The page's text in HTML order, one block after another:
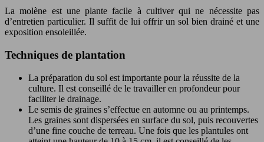
La molène est une plante facile à cultiver qui ne nécessite pas
d’entretien particulier. Il suffit de lui offrir un sol bien drainé et une
exposition ensoleillée.
Techniques de plantation
La préparation du sol est importante pour la réussite de la
culture. Il est conseillé de le travailler en profondeur pour
faciliter le drainage.
Le semis de graines s’effectue en automne ou au printemps.
Les graines sont dispersées en surface du sol, puis recouvertes
d’une fine couche de terreau. Une fois que les plantules ont